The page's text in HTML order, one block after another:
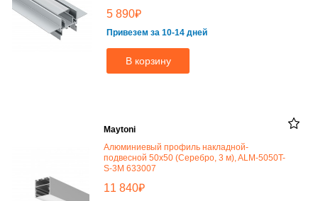
5 890₽
Привезем за 10-14 дней
В корзину
Maytoni
Алюминиевый профиль накладной-
подвесной 50x50 (Серебро, 3 м), ALM-5050T-
S-3M 633007
11 840₽